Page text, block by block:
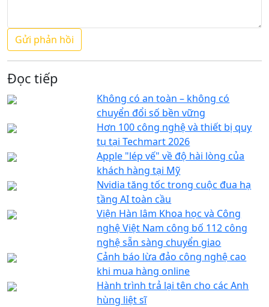
Đọc tiếp
Không có an toàn – không có
chuyển đổi số bền vững
Hơn 100 công nghệ và thiết bị quy
tụ tại Techmart 2026
Apple "lép vế" về độ hài lòng của
khách hàng tại Mỹ
Nvidia tăng tốc trong cuộc đua hạ
tầng AI toàn cầu
Viện Hàn lâm Khoa học và Công
nghệ Việt Nam công bố 112 công
nghệ sẵn sàng chuyển giao
Cảnh báo lừa đảo công nghệ cao
khi mua hàng online
Hành trình trả lại tên cho các Anh
hùng liệt sĩ